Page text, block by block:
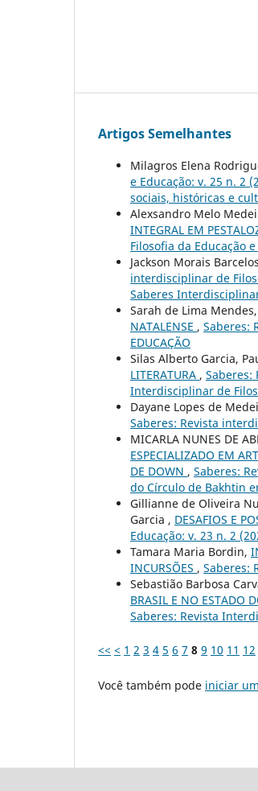
Artigos Semelhantes
Milagros Elena
e Educação: v. 25 n. 2
sociais, históricas e
Alexsandro Melo
INTEGRAL EM
Filosofia da Educação
Jackson Morais
interdisciplinar de
Saberes
Sarah de Lima
NATALENSE , Saberes:
EDUCAÇÃO
Silas Alberto Garcia,
LITERATURA , Saberes:
Interdisciplinar de
Dayane Lopes de
Saberes: Revista
MICARLA NUNES DE
ESPECIALIZADO EM
DE DOWN , Saberes:
do Círculo de Bakhtin
Gillianne de Oliveira
Garcia , DESAFIOS E
Educação: v. 23 n. 2
Tamara Maria Bordin,
INCURSÕES , Saberes:
Sebastião Barbosa
BRASIL E NO ESTADO
Saberes: Revista
<< < 1 2 3 4 5 6 7 8 9 10 11 12
Você também pode iniciar